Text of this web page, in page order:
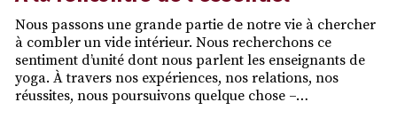
Nous passons une grande partie de notre vie à chercher
à combler un vide intérieur. Nous recherchons ce
sentiment d’unité dont nous parlent les enseignants de
yoga. À travers nos expériences, nos relations, nos
réussites, nous poursuivons quelque chose –…